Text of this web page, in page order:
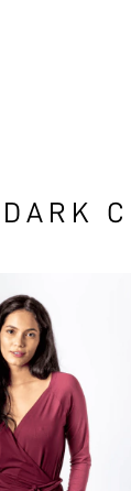
DARK